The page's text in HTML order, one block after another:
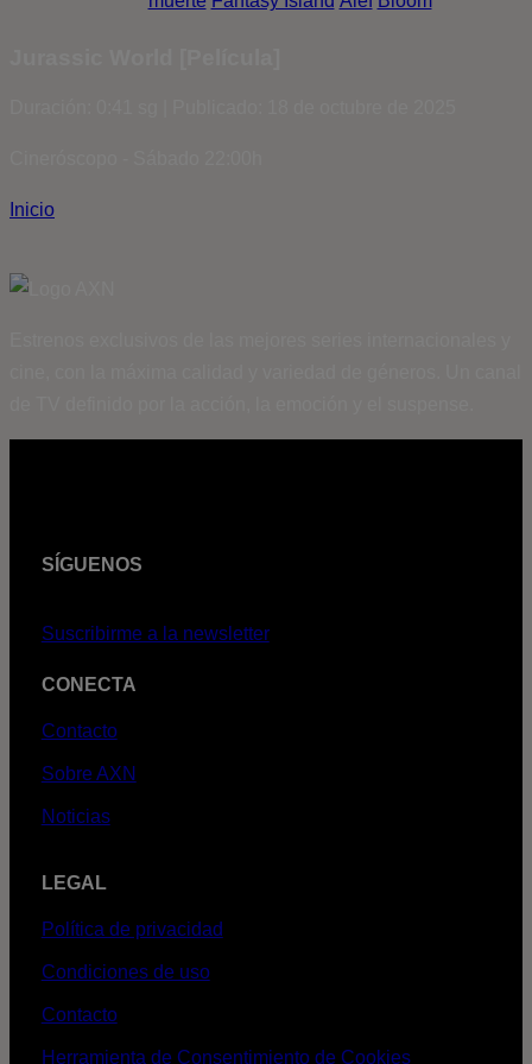
Inicio
SÍGUENOS
Suscribirme a la newsletter
CONECTA
Contacto
Sobre AXN
Noticias
LEGAL
Política de privacidad
Condiciones de uso
Contacto
Herramienta de Consentimiento de Cookies